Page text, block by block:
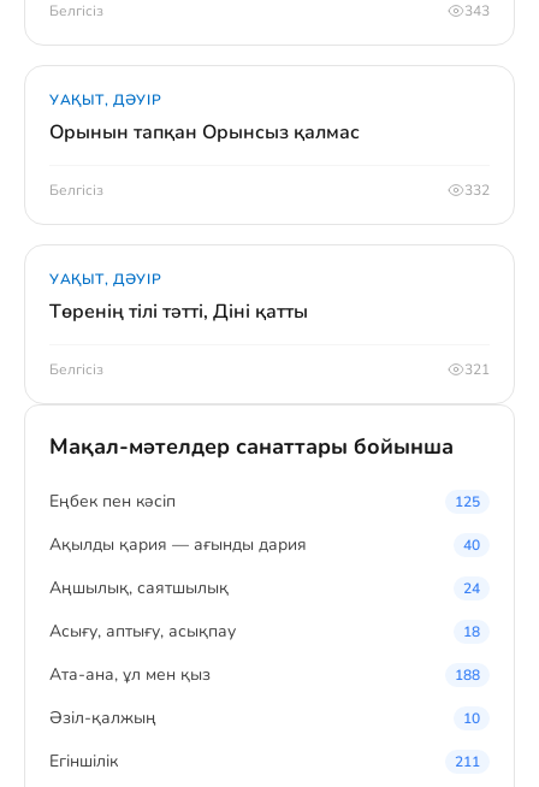
Белгісіз 343
УАҚЫТ, ДӘУІР
Орынын тапқан Орынсыз қалмас
Белгісіз 332
УАҚЫТ, ДӘУІР
Төренің тілі тәтті, Діні қатты
Белгісіз 321
Мақал-мәтелдер санаттары бойынша
Eңбек пен кәсіп 125
Ақылды қария — ағынды дария 40
Аңшылық, саятшылық 24
Асығу, аптығу, асықпау 18
Ата-ана, ұл мен қыз 188
Әзіл-қалжың 10
Егіншілік 211